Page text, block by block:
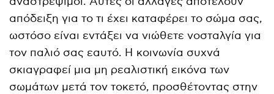
απόδειξη για το τι έχει καταφέρει το σώμα σας,
ωστόσο είναι εντάξει να νιώθετε νοσταλγία για
τον παλιό σας εαυτό. Η κοινωνία συχνά
σκιαγραφεί μια μη ρεαλιστική εικόνα των
σωμάτων μετά τον τοκετό, προσθέτοντας στην